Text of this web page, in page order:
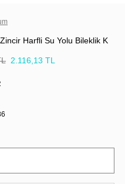
Harfli Su Yolu Bileklik K
2.116,13 TL